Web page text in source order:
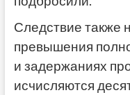
Следствие также
превышения
и задержаниях
исчисляются